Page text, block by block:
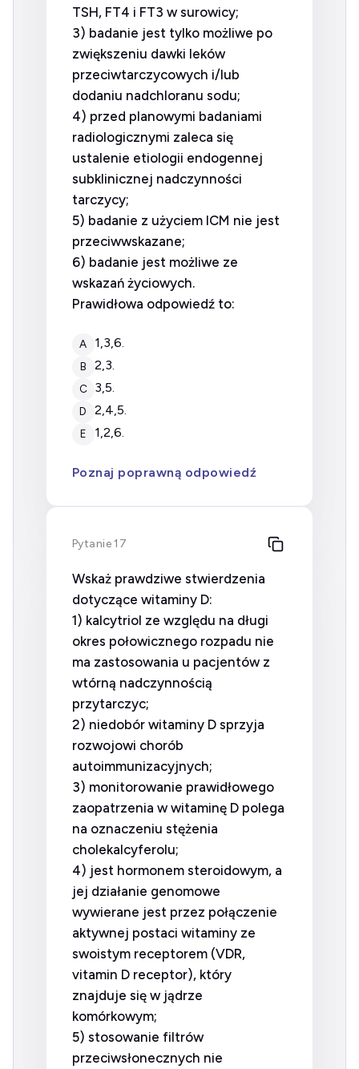
TSH, FT4 i FT3 w surowicy;
3) badanie jest tylko możliwe po
zwiększeniu dawki leków
przeciwtarczycowych i/lub
dodaniu nadchloranu sodu;
4) przed planowymi badaniami
radiologicznymi zaleca się
ustalenie etiologii endogennej
subklinicznej nadczynności
tarczycy;
5) badanie z użyciem ICM nie jest
przeciwwskazane;
6) badanie jest możliwe ze
wskazań życiowych.
Prawidłowa odpowiedź to:
A 1,3,6.
B 2,3.
C 3,5.
D 2,4,5.
E 1,2,6.
Poznaj poprawną odpowiedź
Pytanie 17
Wskaż prawdziwe stwierdzenia
dotyczące witaminy D:
1) kalcytriol ze względu na długi
okres połowicznego rozpadu nie
ma zastosowania u pacjentów z
wtórną nadczynnością
przytarczyc;
2) niedobór witaminy D sprzyja
rozwojowi chorób
autoimmunizacyjnych;
3) monitorowanie prawidłowego
zaopatrzenia w witaminę D polega
na oznaczeniu stężenia
cholekalcyferolu;
4) jest hormonem steroidowym, a
jej działanie genomowe
wywierane jest przez połączenie
aktywnej postaci witaminy ze
swoistym receptorem (VDR,
vitamin D receptor), który
znajduje się w jądrze
komórkowym;
5) stosowanie filtrów
przeciwsłonecznych nie